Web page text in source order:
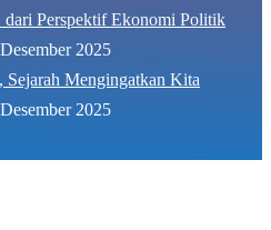
Perspektif Ekonomi Politik
2025
Mengingatkan Kita
2025